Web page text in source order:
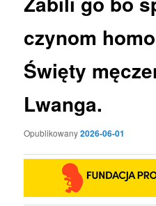
czynom
Święty
Lwanga.
Opublikowany2026-06-01